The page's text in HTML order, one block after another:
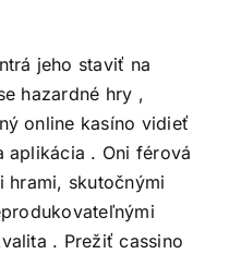
jeho staviť na
hazardné hry ,
online kasíno vidieť
aplikácia . Oni férová
hrami, skutočnými
. Prežiť cassino